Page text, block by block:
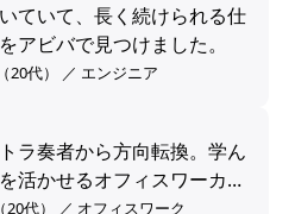
ていて、長く続けられる仕
アビバで見つけました。
20代） ／ エンジニア
ラ奏者から方向転換。学ん
活かせるオフィスワーカー
20代） ／ オフィスワーク